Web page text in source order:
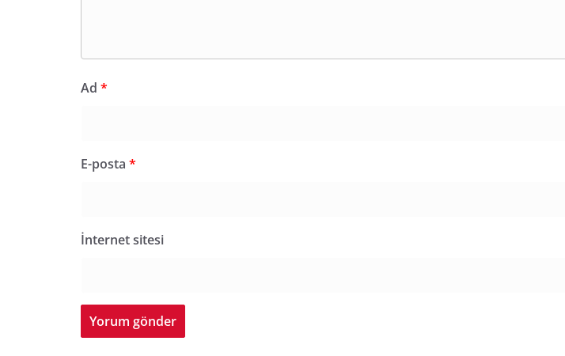
Ad *
E-posta *
İnternet sitesi